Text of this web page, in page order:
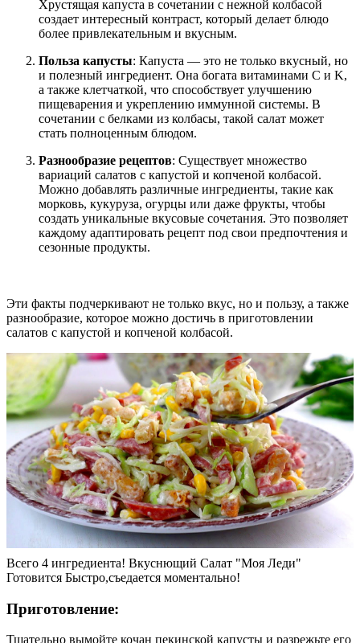
Хрустящая капуста в сочетании с нежной колбасой
создает интересный контраст, который делает блюдо
более привлекательным и вкусным.
Польза капусты: Капуста — это не только вкусный, но
и полезный ингредиент. Она богата витаминами C и K,
а также клетчаткой, что способствует улучшению
пищеварения и укреплению иммунной системы. В
сочетании с белками из колбасы, такой салат может
стать полноценным блюдом.
Разнообразие рецептов: Существует множество
вариаций салатов с капустой и копченой колбасой.
Можно добавлять различные ингредиенты, такие как
морковь, кукуруза, огурцы или даже фрукты, чтобы
создать уникальные вкусовые сочетания. Это позволяет
каждому адаптировать рецепт под свои предпочтения и
сезонные продукты.
Эти факты подчеркивают не только вкус, но и пользу, а также
разнообразие, которое можно достичь в приготовлении
салатов с капустой и копченой колбасой.
Всего 4 ингредиента! Вкуснющий Салат "Моя Леди"
Готовится Быстро,съедается моментально!
Приготовление:
Тщательно вымойте кочан пекинской капусты и разрежьте его